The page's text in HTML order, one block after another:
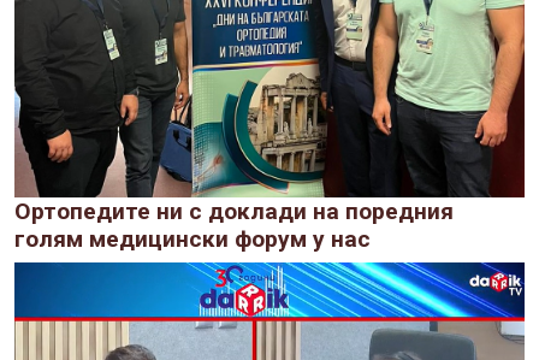
Ортопедите ни с доклади на поредния
голям медицински форум у нас